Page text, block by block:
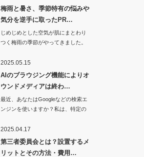
梅雨と暑さ、季節特有の悩みや
気分を逆手に取ったPR…
じめじめとした空気が肌にまとわり
つく梅雨の季節がやってきました。
2025.05.15
AIのブラウジング機能によりオ
ウンドメディアは終わ…
最近、あなたはGoogleなどの検索エ
ンジンを使いますか？私は、特定の
2025.04.17
第三者委員会とは？設置するメ
リットとその方法・費用…